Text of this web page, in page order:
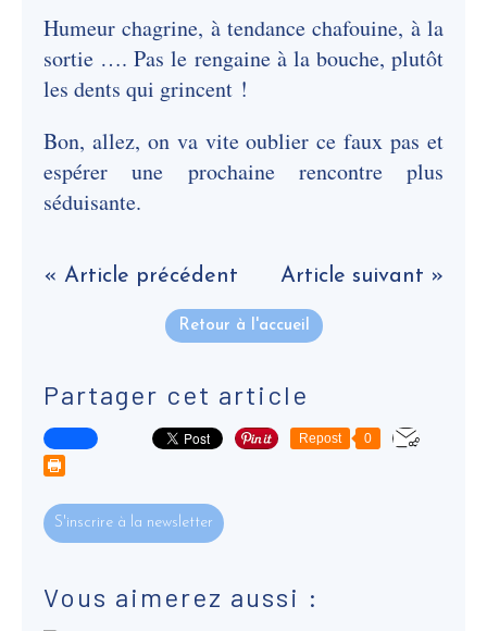
Humeur chagrine, à tendance chafouine, à la
sortie …. Pas le rengaine à la bouche, plutôt
les dents qui grincent !
Bon, allez, on va vite oublier ce faux pas et
espérer une prochaine rencontre plus
séduisante.
« Article précédent Article suivant »
Retour à l'accueil
Partager cet article
Repost 0
S'inscrire à la newsletter
Vous aimerez aussi :